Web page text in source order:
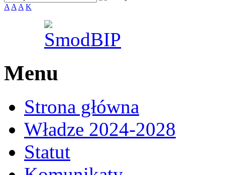
A A A K
Menu
Strona główna
Władze 2024-2028
Statut